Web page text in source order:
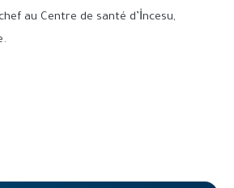
au Centre de santé d’İncesu,